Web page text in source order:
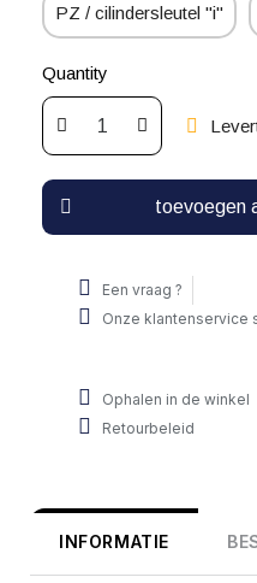
PZ / cilindersleutel "i"
Quantity
toevoegen
Een vraag ?
Onze klantenservice
Ophalen in de winkel
Retourbeleid
INFORMATIE